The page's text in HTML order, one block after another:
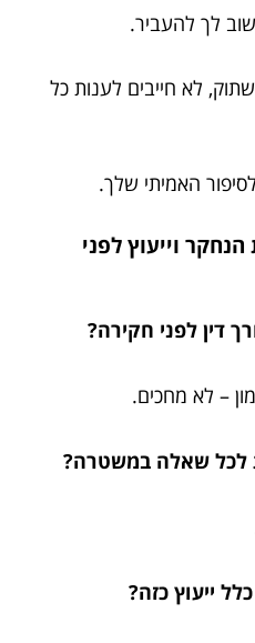
לך להעביר.
לא חייבים לענות כל
האמיתי שלך.
וייעוץ לפני
דין לפני חקירה?
– לא מחכים.
לכל שאלה במשטרה?
ייעוץ כזה?